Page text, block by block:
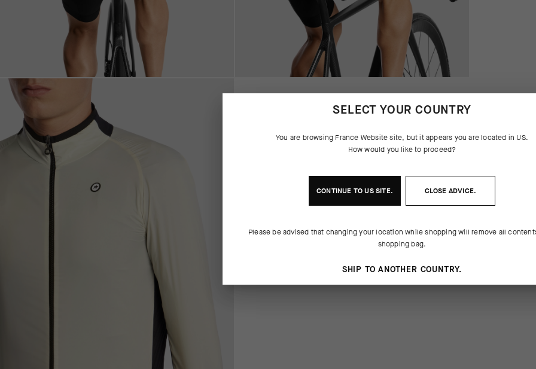
SELECT YOUR COUNTRY
You are browsing France Websitesite, but it appears you are located in US.
How would you like to proceed?
CONTINUE TOUSSITE. CLOSE ADVICE.
Please be advised that changing your location while shopping will remove all
shopping bag.
SHIP TO ANOTHER COUNTRY.